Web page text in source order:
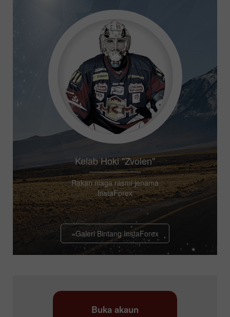
Kelab Hoki "Zvolen"
Rakan niaga rasmi jenama
InstaForex
=Galeri Bintang InstaForex
Buka akaun